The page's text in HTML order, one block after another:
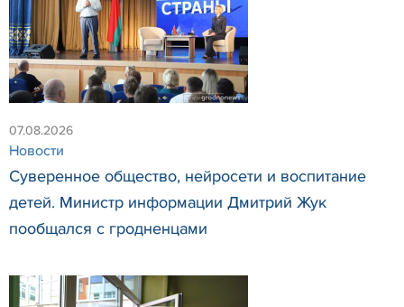
07.08.2026
Новости
Суверенное общество, нейросети и воспитание
детей. Министр информации Дмитрий Жук
пообщался с гродненцами